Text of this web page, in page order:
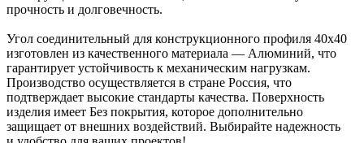
прочность и долговечность.
Угол соединительный для конструкционного профиля 40х40
изготовлен из качественного материала — Алюминий, что
гарантирует устойчивость к механическим нагрузкам.
Производство осуществляется в стране Россия, что
подтверждает высокие стандарты качества. Поверхность
изделия имеет Без покрытия, которое дополнительно
защищает от внешних воздействий. Выбирайте надежность